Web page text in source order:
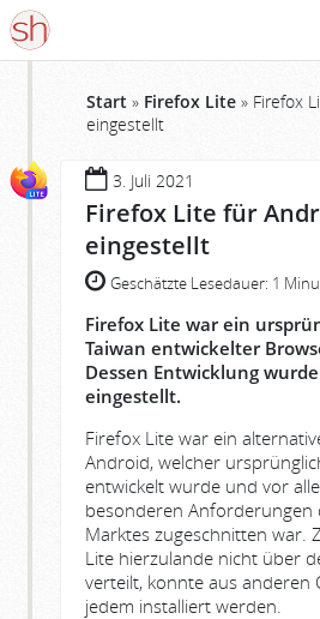
Start » Firefox Lite » Firefox
eingestellt
3. Juli 2021
Firefox Lite für
eingestellt
Geschätzte Lesedauer: 1
Firefox Lite war ein
Taiwan entwickelter
Dessen Entwicklung
eingestellt.
Firefox Lite war ein
Android, welcher
entwickelt wurde und vor
besonderen Anforderungen
Marktes zugeschnitten war.
Lite hierzulande nicht über
verteilt, konnte aus anderen
jedem installiert werden.